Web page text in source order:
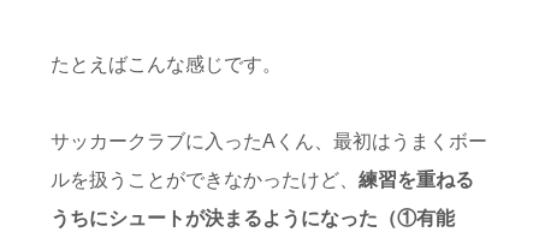
たとえばこんな感じです。
サッカークラブに入ったAくん、最初はうまくボー
ルを扱うことができなかったけど、 練習を重ねる
うちにシュートが決まるようになった（①有能